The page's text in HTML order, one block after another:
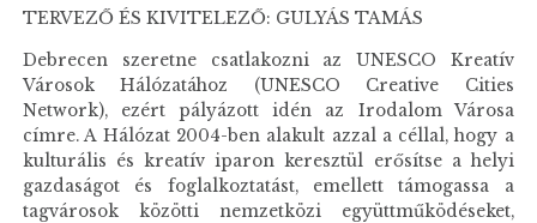
TERVEZŐ ÉS KIVITELEZŐ: GULYÁS TAMÁS
Debrecen szeretne csatlakozni az UNESCO Kreatív
Városok Hálózatához (UNESCO Creative Cities
Network), ezért pályázott idén az Irodalom Városa
címre. A Hálózat 2004-ben alakult azzal a céllal, hogy a
kulturális és kreatív iparon keresztül erősítse a helyi
gazdaságot és foglalkoztatást, emellett támogassa a
tagvárosok közötti nemzetközi együttműködéseket,